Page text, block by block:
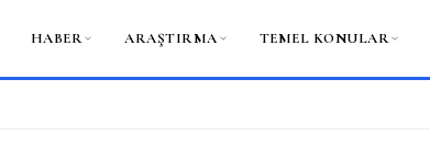
HABER ARAŞTIRMA TEMEL KONULAR